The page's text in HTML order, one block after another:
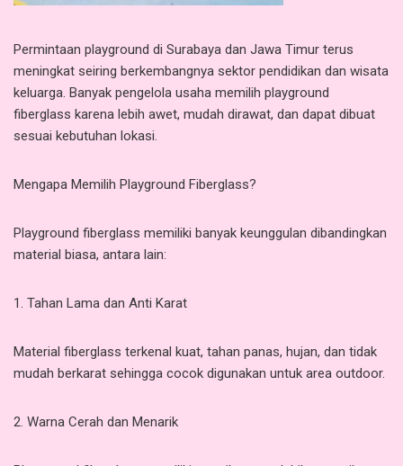
Permintaan playground di Surabaya dan Jawa Timur terus
meningkat seiring berkembangnya sektor pendidikan dan wisata
keluarga. Banyak pengelola usaha memilih playground
fiberglass karena lebih awet, mudah dirawat, dan dapat dibuat
sesuai kebutuhan lokasi.
Mengapa Memilih Playground Fiberglass?
Playground fiberglass memiliki banyak keunggulan dibandingkan
material biasa, antara lain:
1. Tahan Lama dan Anti Karat
Material fiberglass terkenal kuat, tahan panas, hujan, dan tidak
mudah berkarat sehingga cocok digunakan untuk area outdoor.
2. Warna Cerah dan Menarik